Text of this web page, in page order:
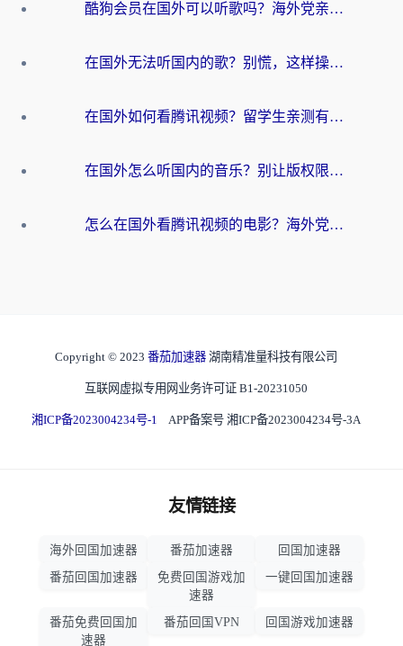
酷狗会员在国外可以听歌吗？海外党亲测有效：3步解决音乐权限难题
在国外无法听国内的歌？别慌，这样操作就能畅听QQ音乐（附亲测加速器推荐）
在国外如何看腾讯视频？留学生亲测有效的回国加速方案
在国外怎么听国内的音乐？别让版权限制断了你的华语歌单
怎么在国外看腾讯视频的电影？海外党亲测有效的回国加速指南
Copyright © 2023 番茄加速器 湖南精准量科技有限公司
互联网虚拟专用网业务许可证 B1-20231050
湘ICP备2023004234号-1 APP备案号 湘ICP备2023004234号-3A
友情链接
海外回国加速器 番茄加速器
回国加速器
番茄回国加速器
免费回国游戏加
速器
一键回国加速器
番茄免费回国加
速器
番茄回国VPN 回国游戏加速器